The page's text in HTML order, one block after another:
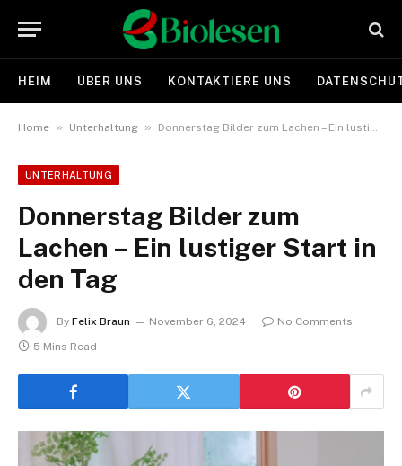
HEIM ÜBER UNS KONTAKTIERE UNS
Home » Unterhaltung » Donnerstag Bilder zum Lachen – Ein lustiger Start in den Tag
UNTERHALTUNG
Donnerstag Bilder zum
Lachen – Ein lustiger Start in
den Tag
By Felix Braun November 6, 2024
No Comments
5 Mins Read